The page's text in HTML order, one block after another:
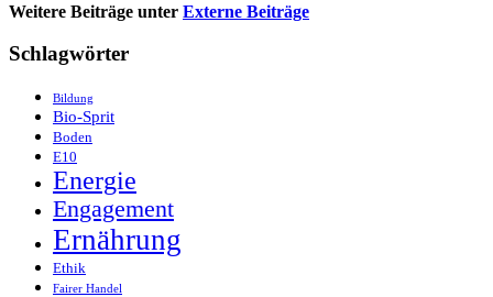
Weitere Beiträge unter Externe Beiträge
Schlagwörter
Bildung
Bio-Sprit
Boden
E10
Energie
Engagement
Ernährung
Ethik
Fairer Handel